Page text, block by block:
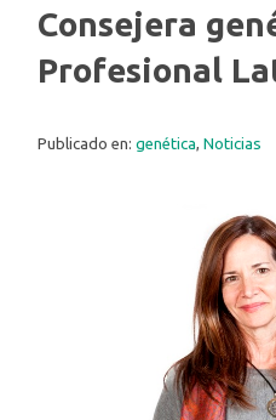
Consejera
Profesional
Publicado en: genética, Noticias